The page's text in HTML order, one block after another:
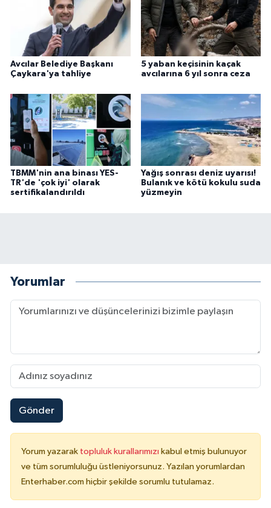
Avcılar Belediye Başkanı
Çaykara'ya tahliye
5 yaban keçisinin kaçak
avcılarına 6 yıl sonra ceza
TBMM'nin ana binası YES-
TR'de 'çok iyi' olarak
sertifikalandırıldı
Yağış sonrası deniz uyarısı!
Bulanık ve kötü kokulu suda
yüzmeyin
Yorumlar
Gönder
Yorum yazarak topluluk kurallarımızı kabul etmiş bulunuyor
ve tüm sorumluluğu üstleniyorsunuz. Yazılan yorumlardan
Enterhaber.com hiçbir şekilde sorumlu tutulamaz.